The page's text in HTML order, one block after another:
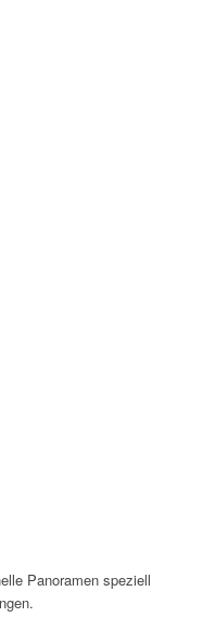
Panoramen speziell